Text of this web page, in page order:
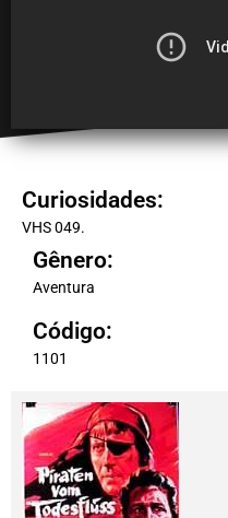
Curiosidades:
VHS 049.
Gênero:
Aventura
Código:
1101